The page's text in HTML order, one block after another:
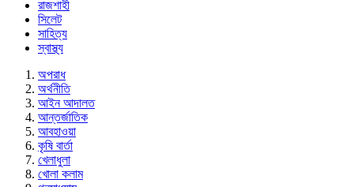
রাজশাহী
সিলেট
সাহিত্য
স্বাস্থ্য
অপরাধ
অর্থনীতি
আইন আদালত
আন্তর্জাতিক
আবহাওয়া
কৃষি বার্তা
খেলাধুলা
খোলা কলাম